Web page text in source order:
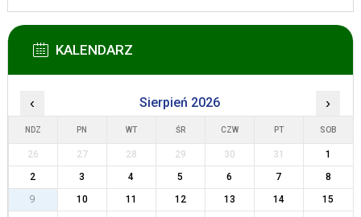
KALENDARZ
‹ Sierpień 2026 ›
NDZ PN WT ŚR CZW PT SOB
26 27 28 29 30 31
1
2
3 4 5 6 7
8
9
10 11 12 13 14
15